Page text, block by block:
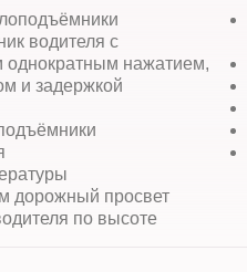
водителя с
однократным нажатием,
и задержкой
дорожный просвет
по высоте